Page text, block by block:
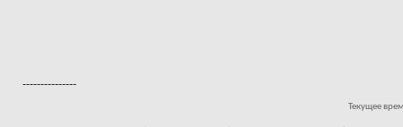
---------------
Текущее